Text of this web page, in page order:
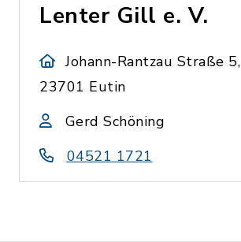
Lenter Gill e. V.
Johann-Rantzau Straße 5,
23701 Eutin
Gerd Schöning
04521 1721